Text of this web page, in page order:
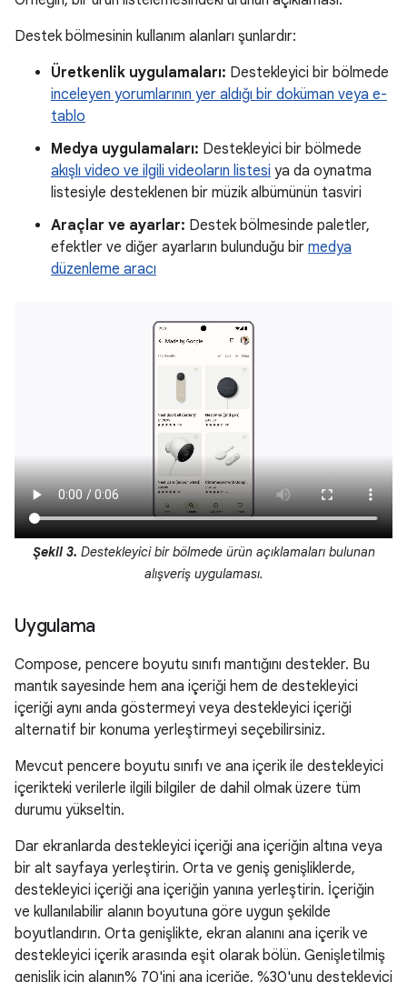
Destek bölmesinin kullanım alanları şunlardır:
Üretkenlik uygulamaları: Destekleyici bir bölmede
inceleyen yorumlarının yer aldığı bir doküman veya e-
tablo
Medya uygulamaları: Destekleyici bir bölmede
akışlı video ve ilgili videoların listesi ya da oynatma
listesiyle desteklenen bir müzik albümünün tasviri
Araçlar ve ayarlar: Destek bölmesinde paletler,
efektler ve diğer ayarların bulunduğu bir medya
düzenleme aracı
Şekil 3. Destekleyici bir bölmede ürün açıklamaları bulunan
alışveriş uygulaması.
Uygulama
Compose, pencere boyutu sınıfı mantığını destekler. Bu
mantık sayesinde hem ana içeriği hem de destekleyici
içeriği aynı anda göstermeyi veya destekleyici içeriği
alternatif bir konuma yerleştirmeyi seçebilirsiniz.
Mevcut pencere boyutu sınıfı ve ana içerik ile destekleyici
içerikteki verilerle ilgili bilgiler de dahil olmak üzere tüm
durumu yükseltin.
Dar ekranlarda destekleyici içeriği ana içeriğin altına veya
bir alt sayfaya yerleştirin. Orta ve geniş genişliklerde,
destekleyici içeriği ana içeriğin yanına yerleştirin. İçeriğin
ve kullanılabilir alanın boyutuna göre uygun şekilde
boyutlandırın. Orta genişlikte, ekran alanını ana içerik ve
destekleyici içerik arasında eşit olarak bölün. Genişletilmiş
genişlik için alanın% 70'ini ana içeriğe, %30'unu destekleyici